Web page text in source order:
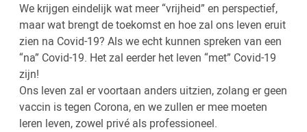
We krijgen eindelijk wat meer “vrijheid” en perspectief,
maar wat brengt de toekomst en hoe zal ons leven eruit
zien na Covid-19? Als we echt kunnen spreken van een
“na” Covid-19. Het zal eerder het leven “met” Covid-19
zijn!
Ons leven zal er voortaan anders uitzien, zolang er geen
vaccin is tegen Corona, en we zullen er mee moeten
leren leven, zowel privé als professioneel.